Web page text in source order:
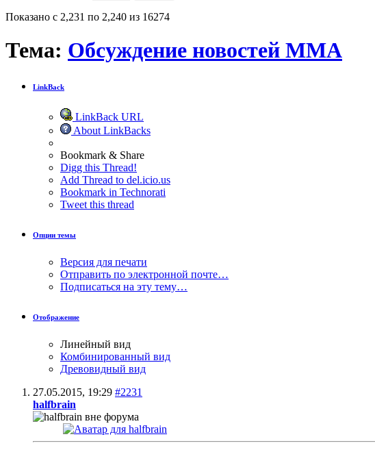
Показано с 2,231 по 2,240 из 16274
Тема: Обсуждение новостей ММА
LinkBack
LinkBack URL
About LinkBacks
Bookmark & Share
Digg this Thread!
Add Thread to del.icio.us
Bookmark in Technorati
Tweet this thread
Опции темы
Версия для печати
Отправить по электронной почте…
Подписаться на эту тему…
Отображение
Линейный вид
Комбинированный вид
Древовидный вид
27.05.2015, 19:29 #2231
halfbrain